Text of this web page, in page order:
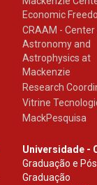
Economic
CRAAM -
Astronomy and
Astrophysics at
Mackenzie
Research
Vitrine
MackPesquisa
Universidade -
Graduação e
Graduação